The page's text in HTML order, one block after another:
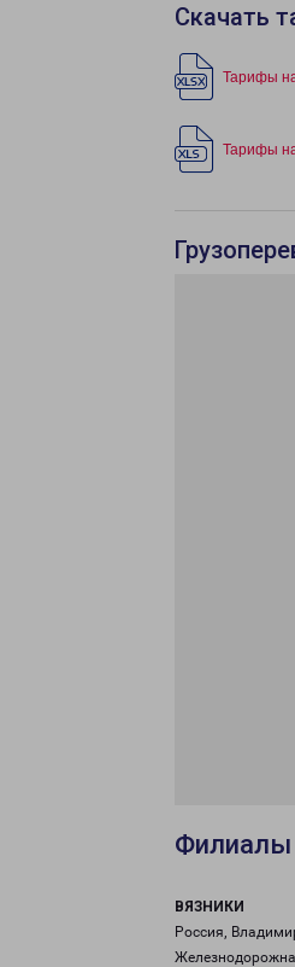
Скачать
Тарифы на
Тарифы
Филиалы
ВЯЗНИКИ
Россия,